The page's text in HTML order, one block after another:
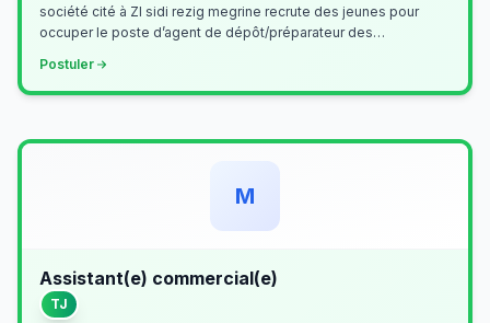
société cité à ZI sidi rezig megrine recrute des jeunes pour
occuper le poste d’agent de dépôt/préparateur des
Postuler
M
Assistant(e) commercial(e)
TJ